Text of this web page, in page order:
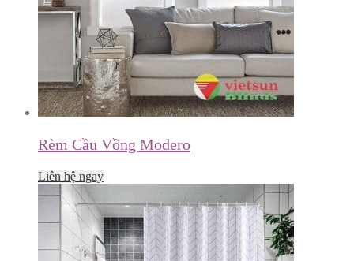
Rèm Cầu Vồng Modero
Liên hệ ngay